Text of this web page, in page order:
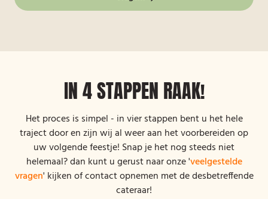
IN 4 STAPPEN RAAK!
Het proces is simpel - in vier stappen bent u het hele
traject door en zijn wij al weer aan het voorbereiden op
uw volgende feestje! Snap je het nog steeds niet
helemaal? dan kunt u gerust naar onze 'veelgestelde
vragen' kijken of contact opnemen met de desbetreffende
cateraar!